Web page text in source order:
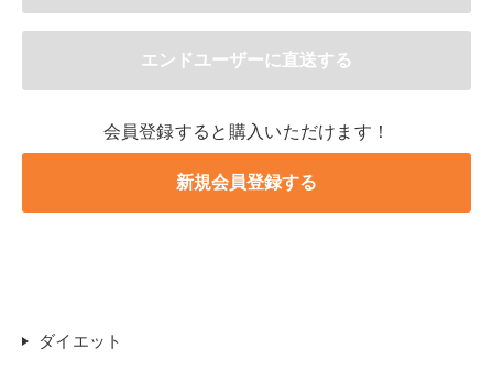
会員登録すると購入いただけます！
ダイエット